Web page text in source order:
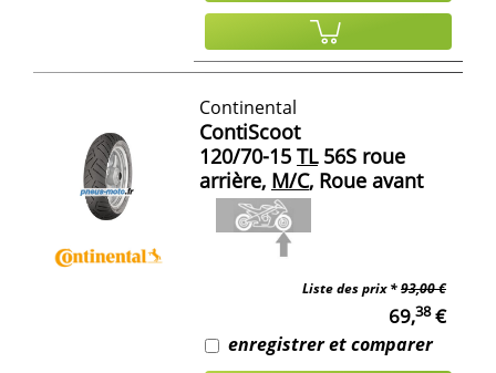
Continental
ContiScoot
120/70-15 TL56S roue
arrière, M/C, Roue avant
Liste des prix *93,00 €
69,38€
enregistrer et comparer